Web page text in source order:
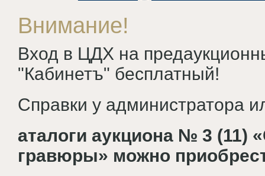
Внимание!
Вход в ЦДХ на
"Кабинетъ" бесплатный!
Справки у администратора
аталоги аукциона № 3 (11)
гравюры» можно